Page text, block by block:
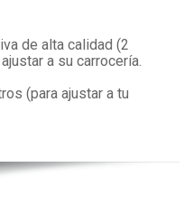
de alta calidad (2
a su carrocería.
(para ajustar a tu